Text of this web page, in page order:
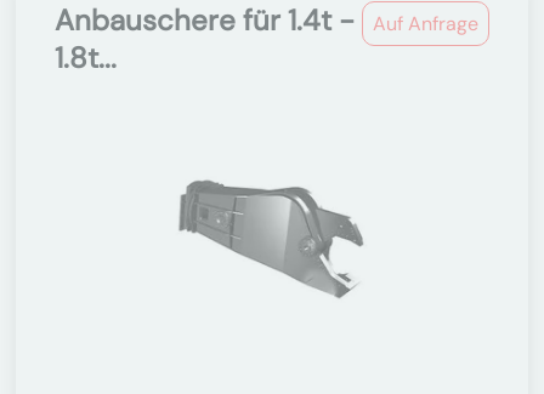
Auf Anfrage
Anbauschere für 1.4t -
1.8t...